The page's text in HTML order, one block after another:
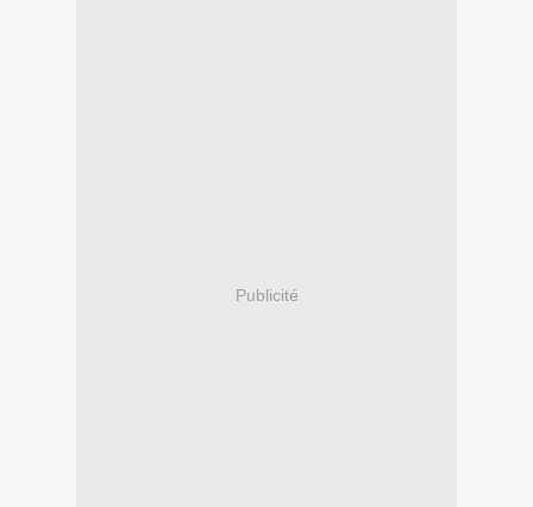
Publicité